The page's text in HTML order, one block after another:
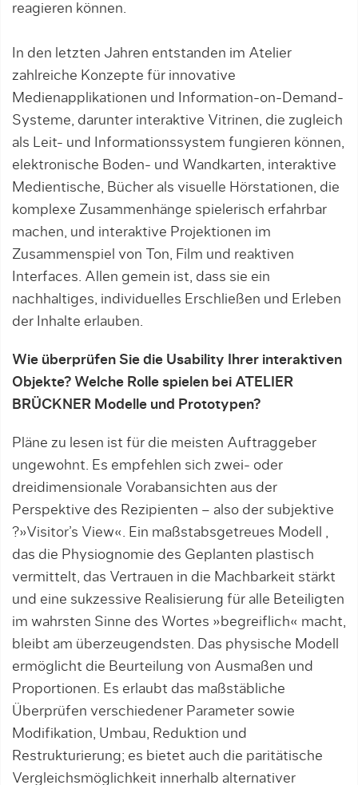
reagieren können.
In den letzten Jahren entstanden im Atelier
zahlreiche Konzepte für innovative
Medienapplikationen und Information-on-Demand-
Systeme, darunter interaktive Vitrinen, die zugleich
als Leit- und Informationssystem fungieren können,
elektronische Boden- und Wandkarten, interaktive
Medientische, Bücher als visuelle Hörstationen, die
komplexe Zusammenhänge spielerisch erfahrbar
machen, und interaktive Projektionen im
Zusammenspiel von Ton, Film und reaktiven
Interfaces. Allen gemein ist, dass sie ein
nachhaltiges, individuelles Erschließen und Erleben
der Inhalte erlauben.
Wie überprüfen Sie die Usability Ihrer interaktiven
Objekte? Welche Rolle spielen bei ATELIER
BRÜCKNER Modelle und Prototypen?
Pläne zu lesen ist für die meisten Auftraggeber
ungewohnt. Es empfehlen sich zwei- oder
dreidimensionale Vorabansichten aus der
Perspektive des Rezipienten – also der subjektive
?»Visitor’s View«. Ein maßstabsgetreues Modell ,
das die Physiognomie des Geplanten plastisch
vermittelt, das Vertrauen in die Machbarkeit stärkt
und eine sukzessive Realisierung für alle Beteiligten
im wahrsten Sinne des Wortes »begreiflich« macht,
bleibt am überzeugendsten. Das physische Modell
ermöglicht die Beurteilung von Ausmaßen und
Proportionen. Es erlaubt das maßstäbliche
Überprüfen verschiedener Parameter sowie
Modifikation, Umbau, Reduktion und
Restrukturierung; es bietet auch die paritätische
Vergleichsmöglichkeit innerhalb alternativer